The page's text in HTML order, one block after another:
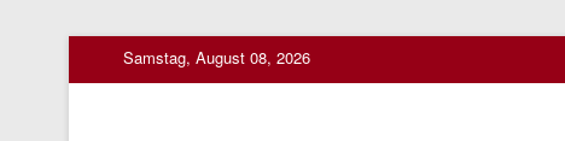
Samstag, August 08, 2026